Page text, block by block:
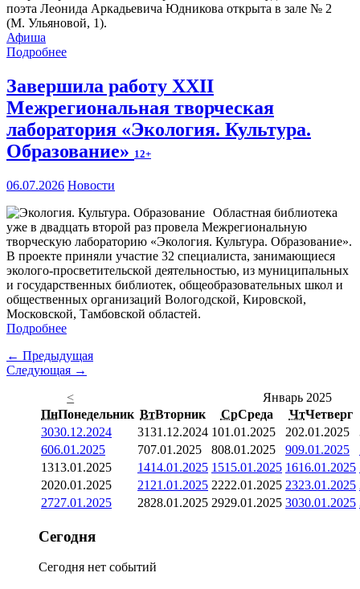
поэта Леонида Аркадьевича Юдникова открыта в зале № 2
(М. Ульяновой, 1).
Афиша
Подробнее
Завершила работу XXII
Межрегиональная творческая
лаборатория «Экология. Культура.
Образование» 12+
06.07.2026 Новости
Областная библиотека
уже в двадцать второй раз провела Межрегиональную
творческую лабораторию «Экология. Культура. Образование».
В проекте приняли участие 32 специалиста, занимающиеся
эколого-просветительской деятельностью, из муниципальных
и государственных библиотек, общеобразовательных школ и
общественных организаций Вологодской, Кировской,
Московской, Тамбовской областей.
Подробнее
← Предыдущая
Следующая →
<
Январь 2025
ПнПонедельник ВтВторник СрСреда ЧтЧетверг
3030.12.2024 3131.12.2024 101.01.2025 202.01.2025
606.01.2025 707.01.2025 808.01.2025 909.01.2025
1313.01.2025 1414.01.2025 1515.01.2025 1616.01.2025
2020.01.2025 21 21.01.2025 2222.01.2025 2323.01.2025
2727.01.2025 2828.01.2025 2929.01.2025 3030.01.2025
Сегодня
Сегодня нет событий